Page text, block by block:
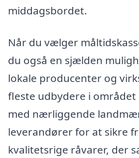
middagsbordet.
Når du vælger
du også en sjælden
lokale producenter og
fleste udbydere i
med nærliggende
leverandører for at sikre
kvalitetsrige råvarer, der